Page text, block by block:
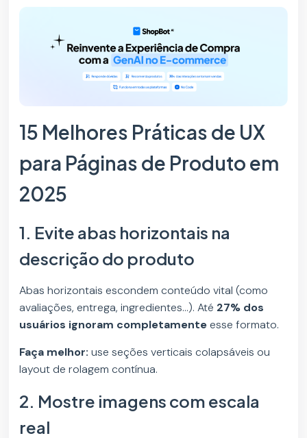
15 Melhores Práticas de UX
para Páginas de Produto em
2025
1. Evite abas horizontais na
descrição do produto
Abas horizontais escondem conteúdo vital (como
avaliações, entrega, ingredientes…). Até 27% dos
usuários ignoram completamenteesse formato.
Faça melhor: use seções verticais colapsáveis ou
layout de rolagem contínua.
2. Mostre imagens com escala
real